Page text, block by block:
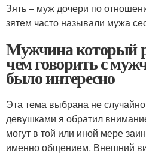
Зять – муж дочери по
зятем часто называли мужа
Мужчина который
чем говорить с
было интересно
Эта тема выбрана не
девушками я обратил
могут в той или иной мере
именно общением. Внешний